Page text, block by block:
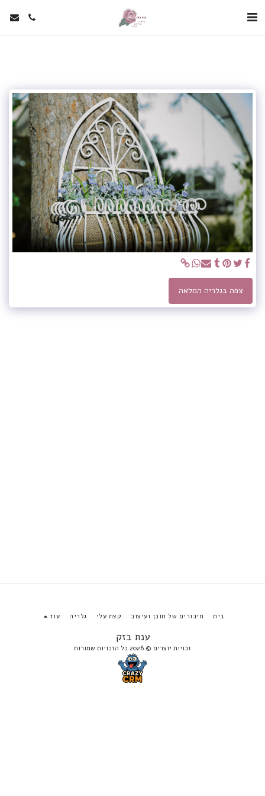
צפה בגלריה המלאה
ענת בזק
זכויות יוצרים © 2026 כל הזכויות שמורות
בית חיבורים של תוכן ועיצוב קצת עלי גלריה עוד